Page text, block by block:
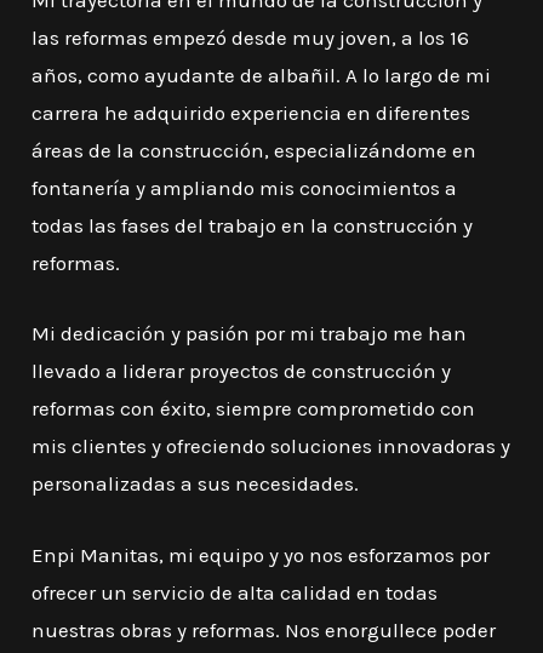
las reformas empezó desde muy joven, a los 16
años, como ayudante de albañil. A lo largo de mi
carrera he adquirido experiencia en diferentes
áreas de la construcción, especializándome en
fontanería y ampliando mis conocimientos a
todas las fases del trabajo en la construcción y
reformas.
Mi dedicación y pasión por mi trabajo me han
llevado a liderar proyectos de construcción y
reformas con éxito, siempre comprometido con
mis clientes y ofreciendo soluciones innovadoras y
personalizadas a sus necesidades.
Enpi Manitas, mi equipo y yo nos esforzamos por
ofrecer un servicio de alta calidad en todas
nuestras obras y reformas. Nos enorgullece poder